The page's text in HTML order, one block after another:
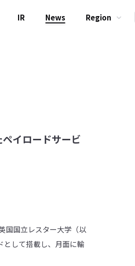
IR News Region
イロードサービ
国国立レスター大学（以
として搭載し、月面に輸